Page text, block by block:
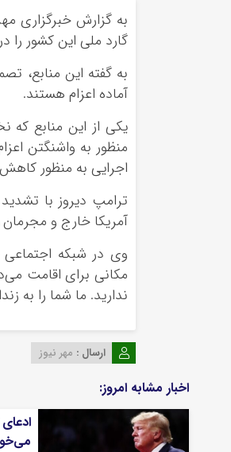
به گزارش خبرگزاری
گارد ملی این کشور را
به گفته این منابع،
آماده اعزام هستند.
یکی از این منابع
منظور به واشنگتن
اجرایی به منظور
ترامپ دیروز با
آمریکا خارج و مجرمان
وی در شبکه اجتماعی
مکانی برای اقامت
ندارید. ما شما را به
ارسال : مهر نیوز
اخبار مشابه امروز: